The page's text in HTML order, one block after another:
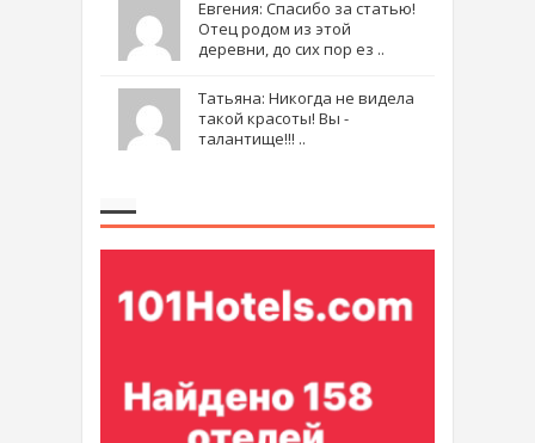
Евгения: Спасибо за статью!
Отец родом из этой
деревни, до сих пор ез ..
Татьяна: Никогда не видела
такой красоты! Вы -
талантище!!! ..